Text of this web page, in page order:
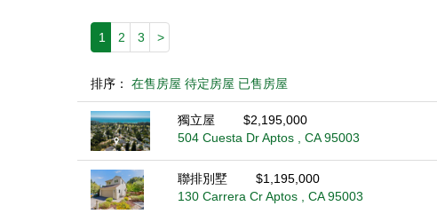
1 2 3 >
排序： 在售房屋 待定房屋 已售房屋
獨立屋
$2,195,000
504 Cuesta Dr Aptos , CA 95003
聯排別墅
$1,195,000
130 Carrera Cr Aptos , CA 95003